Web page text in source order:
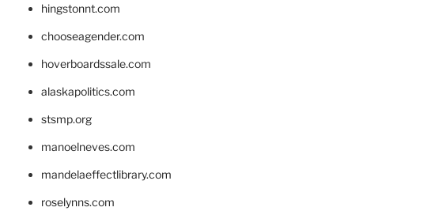
hingstonnt.com
chooseagender.com
hoverboardssale.com
alaskapolitics.com
stsmp.org
manoelneves.com
mandelaeffectlibrary.com
roselynns.com